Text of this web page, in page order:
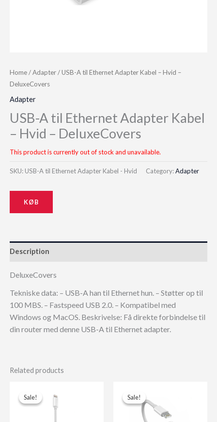
Home/Adapter/ USB-A til Ethernet Adapter Kabel – Hvid –
DeluxeCovers
Adapter
USB-A til Ethernet Adapter Kabel
– Hvid – DeluxeCovers
This product is currently out of stock and unavailable.
SKU: USB-A til Ethernet Adapter Kabel - Hvid Category:Adapter
KØB
Description
DeluxeCovers
Tekniske data: – USB-A han til Ethernet hun. – Støtter op til
100 MBS. – Fastspeed USB 2.0. – Kompatibel med
Windows og MacOS. Beskrivelse: Få direkte forbindelse til
din router med denne USB-A til Ethernet adapter.
Related products
Sale!
Sale! Sale!
Sale!